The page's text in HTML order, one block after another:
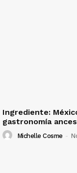
Ingrediente:
gastronomía
Michelle Cosme -